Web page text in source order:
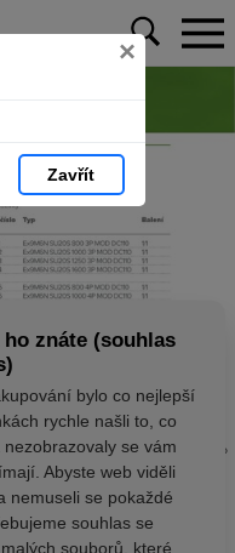
×
Zavřít
znáte (souhlas
bylo co nejlepší
rychle našli to, co
se vám
Abyste web viděli
nemuseli se pokaždé
souhlas se
souborů, které